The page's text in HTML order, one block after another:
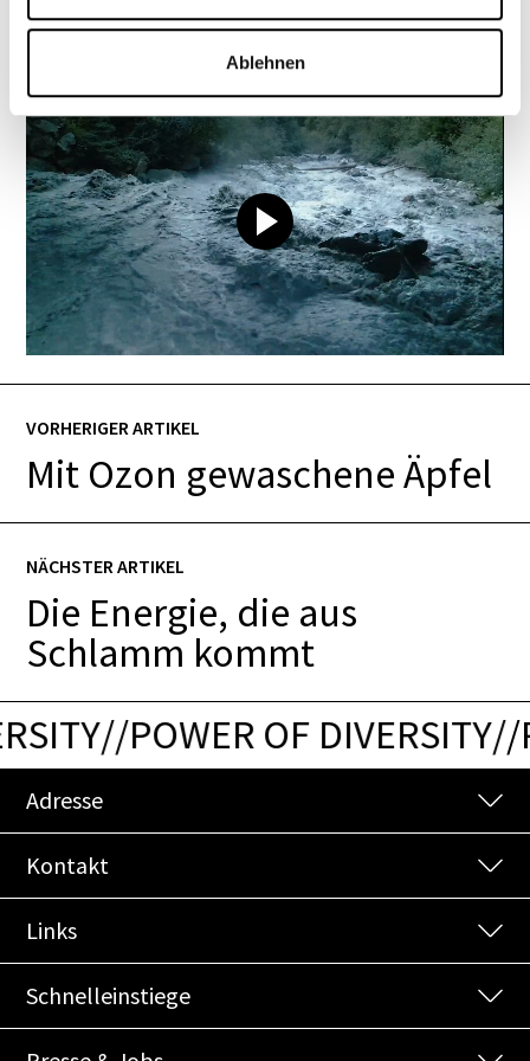
Ablehnen
Hiererfährst du mehr über diesen Service.
VORHERIGER ARTIKEL
Mit Ozon gewaschene Äpfel
NÄCHSTER ARTIKEL
Die Energie, die aus
Schlamm kommt
//POWER OF DIVERSITY//
Adresse
Kontakt
Links
Schnelleinstiege